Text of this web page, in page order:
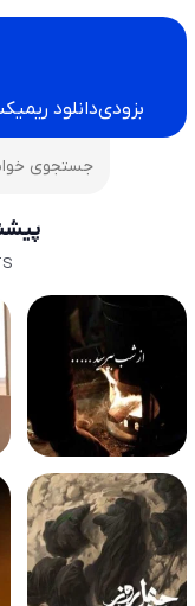
بزودیدانلود